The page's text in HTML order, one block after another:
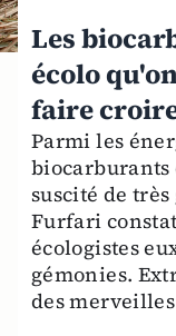
Les
écolo
faire
Parmi les
suscité de
Furfari
écologistes
gémonies.
des